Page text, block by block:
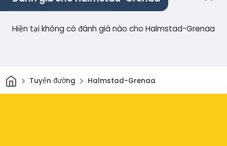
Hiện tại không có đánh giá nào cho Halmstad-Grenaa
Trang chủ
Tuyến đường Halmstad-Grenaa